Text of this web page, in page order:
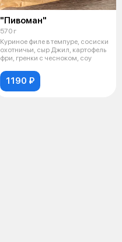
"Пивоман"
570 г
Куриное филе в темпуре, сосиски
охотничьи, сыр Джил, картофель
фри, гренки с чесноком, соу
1190 ₽